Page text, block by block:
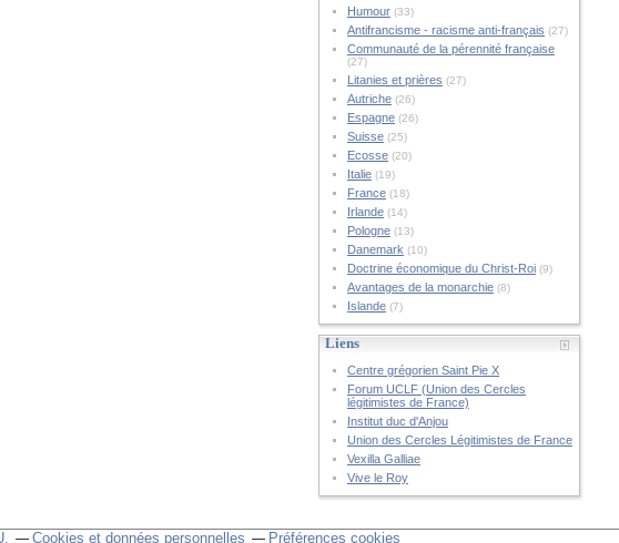
Humour(33)
Antifrancisme - racisme anti-français (27)
Communauté de la pérennité française
(27)
Litanies et prières (27)
Autriche(26)
Espagne(26)
Suisse(25)
Ecosse(20)
Italie(19)
France(18)
Irlande(14)
Pologne(13)
Danemark (10)
Doctrine économique du Christ-Roi(9)
Avantages de la monarchie(8)
Islande(7)
Liens
Centre grégorien Saint Pie X
Forum UCLF (Union des Cercles
légitimistes de France)
Institut duc d'Anjou
Union des Cercles Légitimistes de France
Vexilla Galliae
Vive le Roy
Cookies et données personnelles Préférences cookies